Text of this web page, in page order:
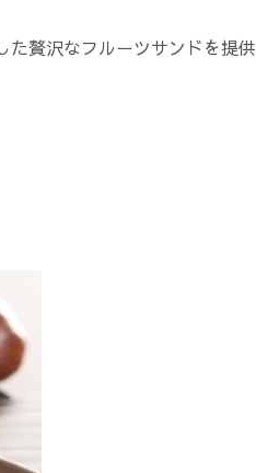
た贅沢なフルーツサンドを提供